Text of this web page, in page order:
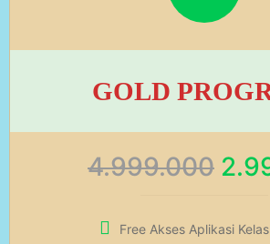
GOLD
4.999.000
Free Akses Aplikasi